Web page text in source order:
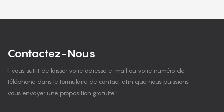
Contactez-Nous
Il vous suffit de laisser votre adresse e-mail ou votre numéro de
téléphone dans le formulaire de contact afin que nous puissions
vous envoyer une proposition gratuite !